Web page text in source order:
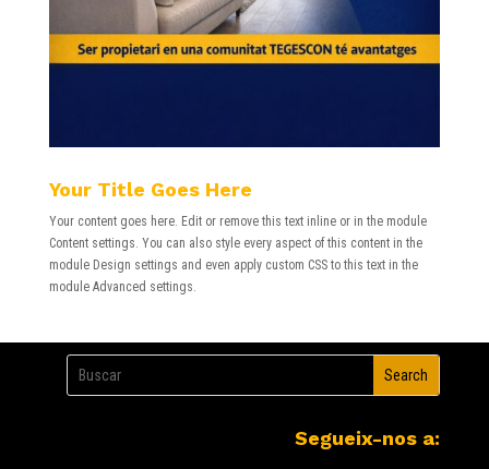
Your Title Goes Here
Your content goes here. Edit or remove this text inline or in the module
Content settings. You can also style every aspect of this content in the
module Design settings and even apply custom CSS to this text in the
module Advanced settings.
Segueix-nos a: